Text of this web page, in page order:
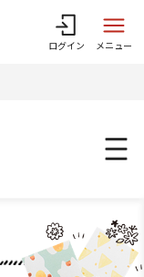
ログイン メニュー